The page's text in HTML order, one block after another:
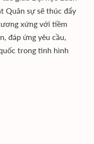
Quân sự sẽ thúc đẩy
xứng với tiềm
đáp ứng yêu cầu,
trong tình hình